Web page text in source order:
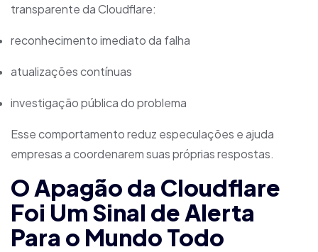
transparente da Cloudflare:
reconhecimento imediato da falha
atualizações contínuas
investigação pública do problema
Esse comportamento reduz especulações e ajuda
empresas a coordenarem suas próprias respostas.
O Apagão da Cloudflare
Foi Um Sinal de Alerta
Para o Mundo Todo